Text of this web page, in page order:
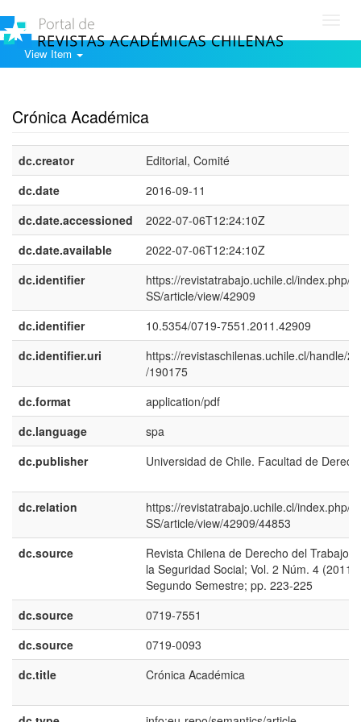
View Item
Crónica Académica
dc.creator
Editorial, Comité
dc.date
2016-09-11
dc.date.accessioned
2022-07-06T12:24:10Z
dc.date.available
2022-07-06T12:24:10Z
dc.identifier
https://revistatrabajo.uchile.cl/index.php/
SS/article/view/42909
dc.identifier
10.5354/0719-7551.2011.42909
dc.identifier.uri
https://revistaschilenas.uchile.cl/handle/
/190175
dc.format
application/pdf
dc.language
spa
dc.publisher
Universidad de Chile. Facultad de
dc.relation
https://revistatrabajo.uchile.cl/index.php/
SS/article/view/42909/44853
dc.source
Revista Chilena de Derecho del Trabajo y
la Seguridad Social; Vol. 2 Núm. 4 (2011):
Segundo Semestre; pp. 223-225
dc.source
0719-7551
dc.source
0719-0093
dc.title
Crónica Académica